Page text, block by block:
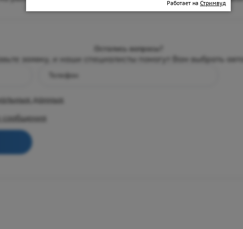
Остались вопросы?
заявку, и наши специалисты помогут Вам выбрать
Телефон
данных
сообщения
Работает на Стримвуд